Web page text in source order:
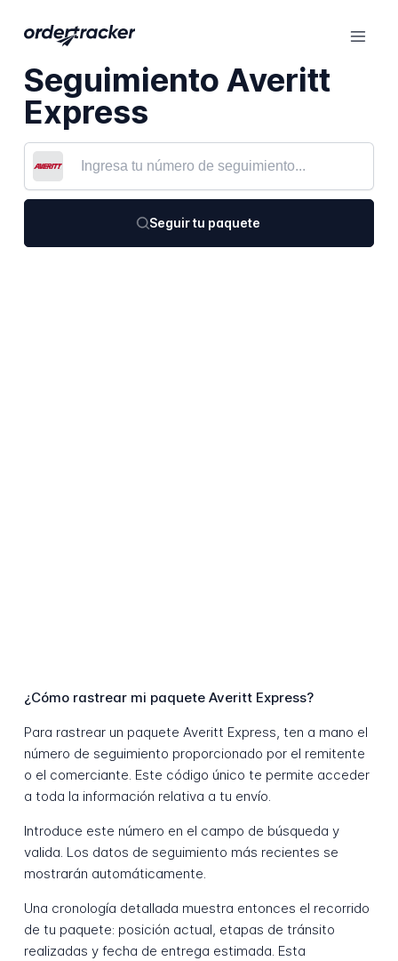
Seguimiento Averitt
Express
Seguir tu paquete
¿Cómo rastrear mi paquete Averitt Express?
Para rastrear un paquete Averitt Express, ten a mano el
número de seguimiento proporcionado por el remitente
o el comerciante. Este código único te permite acceder
a toda la información relativa a tu envío.
Introduce este número en el campo de búsqueda y
valida. Los datos de seguimiento más recientes se
mostrarán automáticamente.
Una cronología detallada muestra entonces el recorrido
de tu paquete: posición actual, etapas de tránsito
realizadas y fecha de entrega estimada. Esta